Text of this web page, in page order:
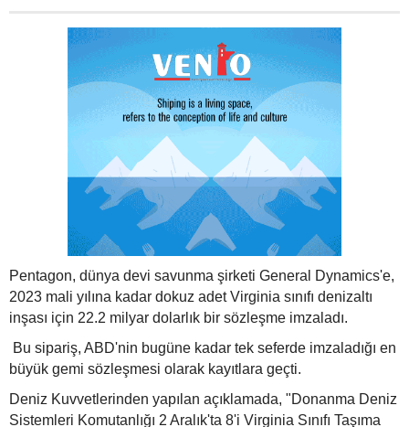
Pentagon, dünya devi savunma şirketi General Dynamics'e,
2023 mali yılına kadar dokuz adet Virginia sınıfı denizaltı
inşası için 22.2 milyar dolarlık bir sözleşme imzaladı.
Bu sipariş, ABD'nin bugüne kadar tek seferde imzaladığı en
büyük gemi sözleşmesi olarak kayıtlara geçti.
Deniz Kuvvetlerinden yapılan açıklamada, "Donanma Deniz
Sistemleri Komutanlığı 2 Aralık'ta 8'i Virginia Sınıfı Taşıma